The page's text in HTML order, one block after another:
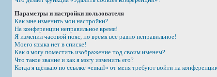
Параметры и настройки пользователя
Как мне изменить мои настройки?
На конференции неправильное время!
Я изменил часовой пояс, но время все равно неправильное!
Моего языка нет в списке!
Как я могу поместить изображение под своим именем?
Что такое звание и как я могу изменить его?
Когда я щёлкаю по ссылке «email» от меня требуют войти на